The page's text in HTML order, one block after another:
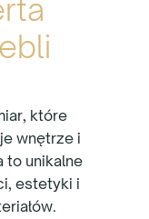
które
wnętrze i
to unikalne
estetyki i